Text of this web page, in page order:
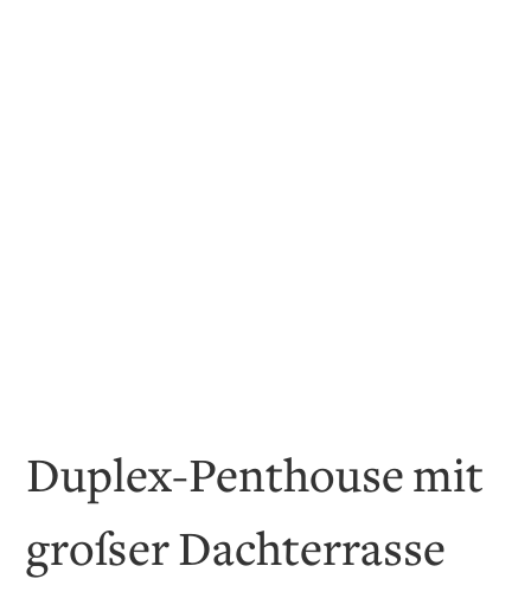
Duplex-Penthouse mit
großer Dachterrasse